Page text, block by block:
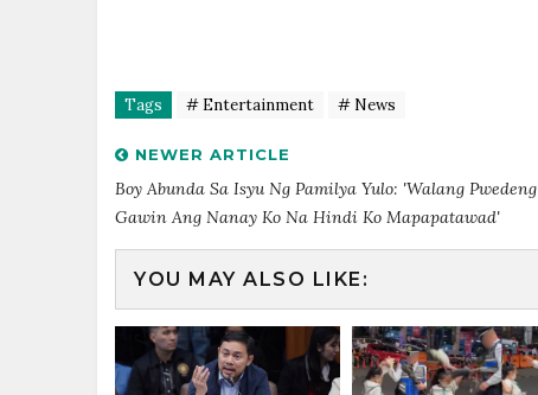
Tags # Entertainment # News
NEWER ARTICLE
Boy Abunda Sa Isyu Ng Pamilya Yulo: 'Walang Pwedeng
Gawin Ang Nanay Ko Na Hindi Ko Mapapatawad'
YOU MAY ALSO LIKE: